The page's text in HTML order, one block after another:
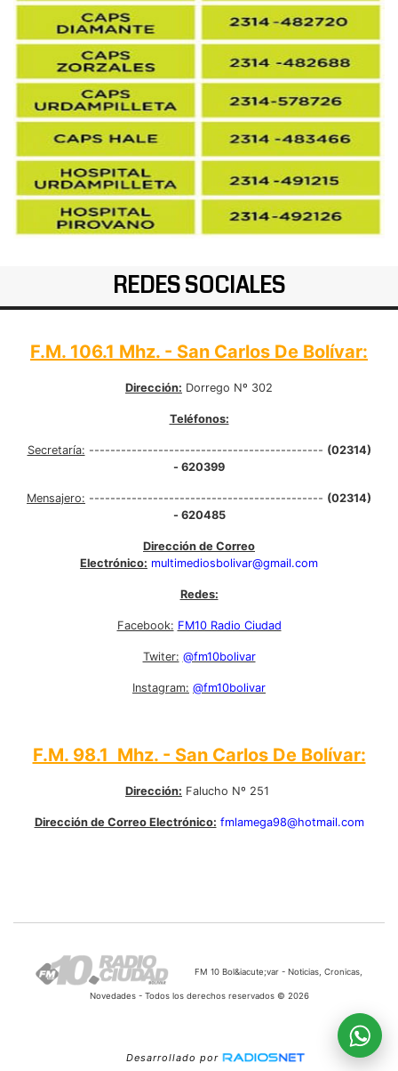
REDES SOCIALES
F.M. 106.1 Mhz. - San Carlos De Bolívar:
Dirección: Dorrego Nº 302
Teléfonos:
Secretaría: -------------------------------------------- (02314)
- 620399
Mensajero: -------------------------------------------- (02314)
- 620485
Dirección de Correo
Electrónico: multimediosbolivar@gmail.com
Redes:
Facebook: FM10 Radio Ciudad
Twiter: @fm10bolivar
Instagram: @fm10bolivar
F.M. 98.1 Mhz. - San Carlos De Bolívar:
Dirección: Falucho Nº 251
Dirección de Correo Electrónico: fmlamega98@hotmail.com
FM 10 Bol&iacute;var - Noticias, Cronicas,
Novedades - Todos los derechos reservados © 2026
Desarrollado por